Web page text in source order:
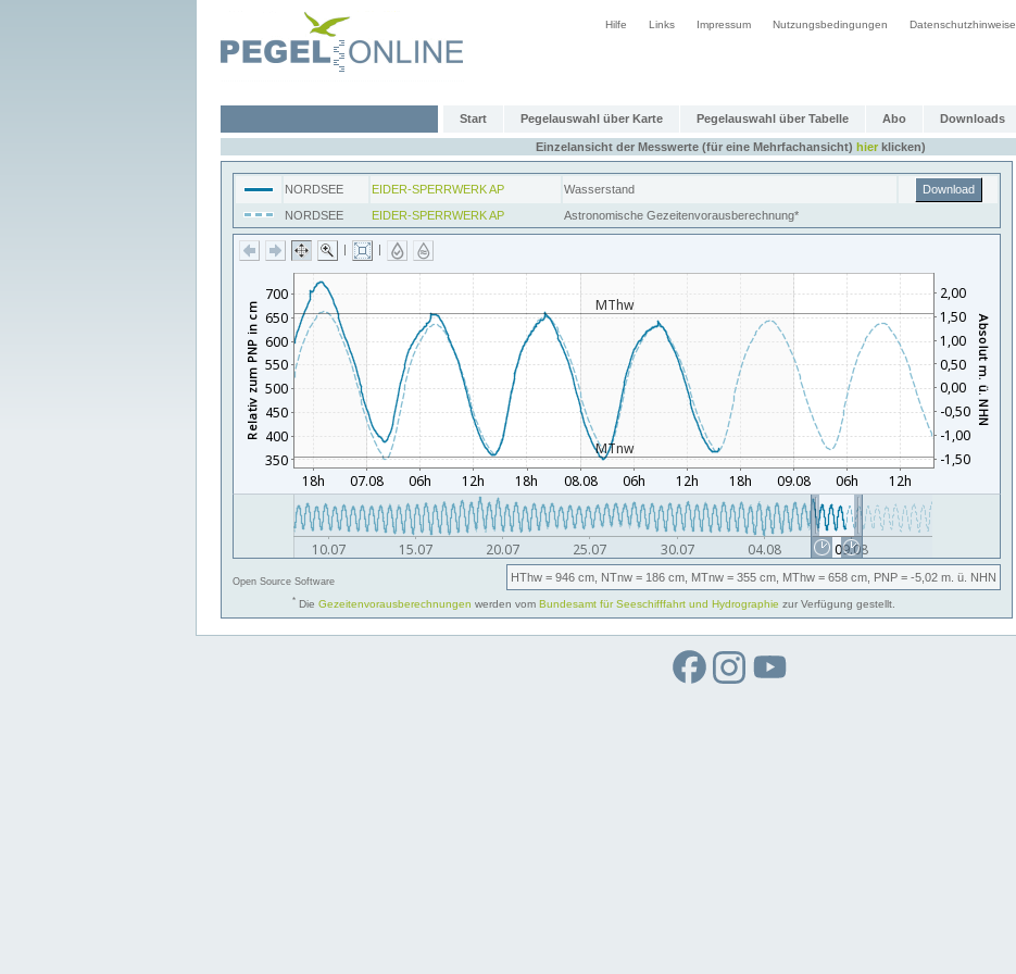
Hilfe Links Impressum Nutzungsbedingungen Datenschutzhinweise
Start Pegelauswahl über Karte Pegelauswahl über Tabelle Abo Downloads
Einzelansicht der Messwerte (für eine Mehrfachansicht) hierklicken)
NORDSEE EIDER-SPERRWERK AP Wasserstand
Download
NORDSEE
EIDER-SPERRWERK AP Astronomische Gezeitenvorausberechnung*
| |
Open Source Software HThw = 946 cm, NTnw = 186 cm, MTnw = 355 cm, MThw = 658 cm, PNP = -5,02 m. ü. NHN
* Die Gezeitenvorausberechnungen werden vom Bundesamt für Seeschifffahrt und Hydrographie zur Verfügung gestellt.